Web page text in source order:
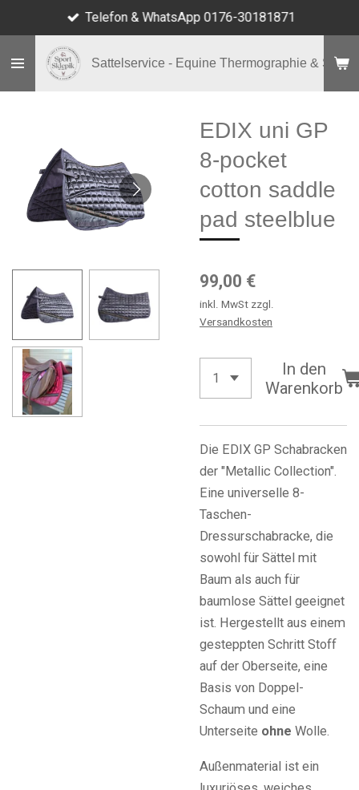
Hauptinhalt
springen
Sattelservice - Equine Thermographie & Shop
Telefon & WhatsApp 0176-30181871
EDIX uni GP
8-pocket
cotton saddle
pad steelblue
99,00 €
inkl. MwSt zzgl.
Versandkosten
In den
Warenkorb
Die EDIX GP Schabracken
der "Metallic Collection".
Eine universelle 8-
Taschen-
Dressurschabracke, die
sowohl für Sättel mit
Baum als auch für
baumlose Sättel geeignet
ist. Hergestellt aus einem
gesteppten Schritt Stoff
auf der Oberseite, eine
Basis von Doppel-
Schaum und eine
Unterseite ohne Wolle.
Außenmaterial ist ein